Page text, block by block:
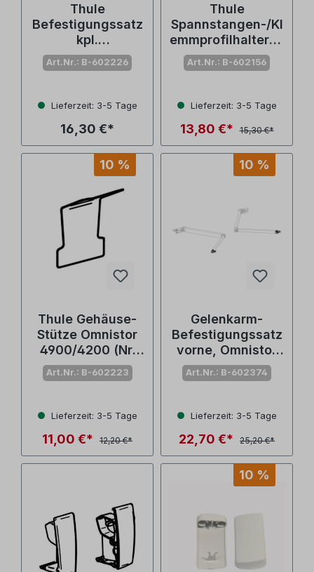
Thule
Befestigungssatz
kpl.
Spannstange/Kle
mmprofil
1500602226)
Art.Nr.: B-602226
Lieferzeit: 3-5 Tage
16,30 €*
Thule
Spannstangen-/Kl
emmprofilhalterun
g Front,
4900/4200 (Nr.
Art.Nr.: B-602156
Lieferzeit: 3-5 Tage
13,80 €* 15,30 €*
10 %
Thule Gehäuse-
Stütze Omnistor
4900/4200 (Nr.
1500602223)
Art.Nr.: B-602223
Lieferzeit: 3-5 Tage
11,00 €* 12,20 €*
10 %
Gelenkarm-
Befestigungssatz
vorne, Omnistor
4900/6200/4200
(Nr. 1500602374)
Art.Nr.: B-602374
Lieferzeit: 3-5 Tage
22,70 €* 25,20 €*
10 %